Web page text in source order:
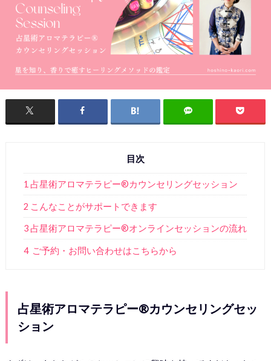
目次
1 占星術アロマテラピー®︎カウンセリングセッション
2 こんなことがサポートできます
3 占星術アロマテラピー®オンラインセッションの流れ
4 ご予約・お問い合わせはこちらから
占星術アロマテラピー®︎カウンセリングセッ
ション